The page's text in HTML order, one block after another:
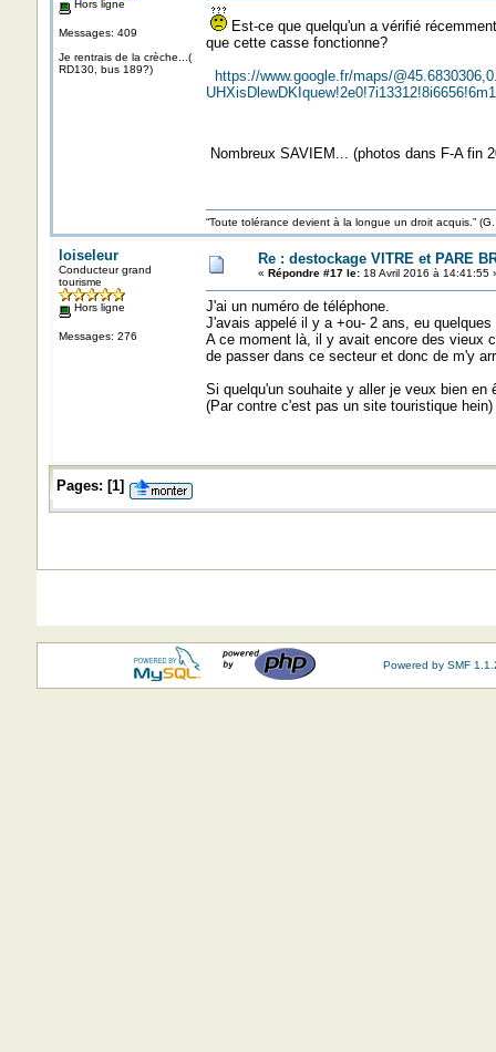
Hors ligne
Messages: 409
Je rentrais de la crèche...(
RD130, bus 189?)
Est-ce que quelqu'un a vérifié récemment
que cette casse fonctionne?
https://www.google.fr/maps/
Nombreux SAVIEM... (photos dans F-A
“Toute tolérance devient à la longue un droit acquis.”
loiseleur
Conducteur grand
tourisme
Hors ligne
Messages: 276
Re : destockage VITRE et PARE
« Répondre #17 le:18 Avril 2016 à 14:41:55
J'ai un numéro de téléphone.
J'avais appelé il y a +ou- 2 ans, eu
A ce moment là, il y avait encore des vieux
de passer dans ce secteur et donc de m'y
Si quelqu'un souhaite y aller je veux bien en
(Par contre c'est pas un site touristique hein)
Pages: [1]
Powered by SMF